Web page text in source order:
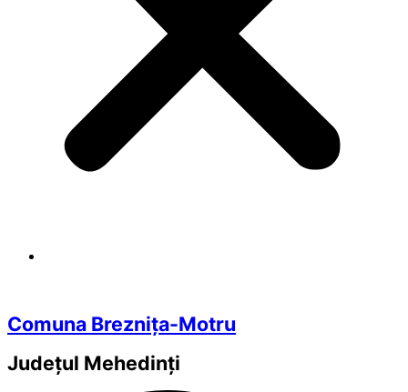
Comuna Breznița-Motru
Județul Mehedinți